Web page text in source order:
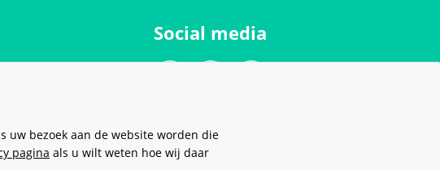
Social media
uw bezoek aan de website worden die
pagina als u wilt weten hoe wij daar